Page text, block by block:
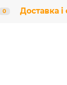
0 Доставка і